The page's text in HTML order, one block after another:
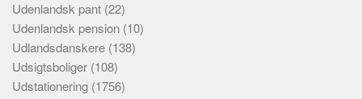
Udenlandsk pant (22)
Udenlandsk pension (10)
Udlandsdanskere (138)
Udsigtsboliger (108)
Udstationering (1756)